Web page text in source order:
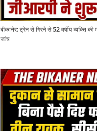
बीकानेर: ट्रेन से गिरने से 52 वर्षीय व्यक्ति
जांच